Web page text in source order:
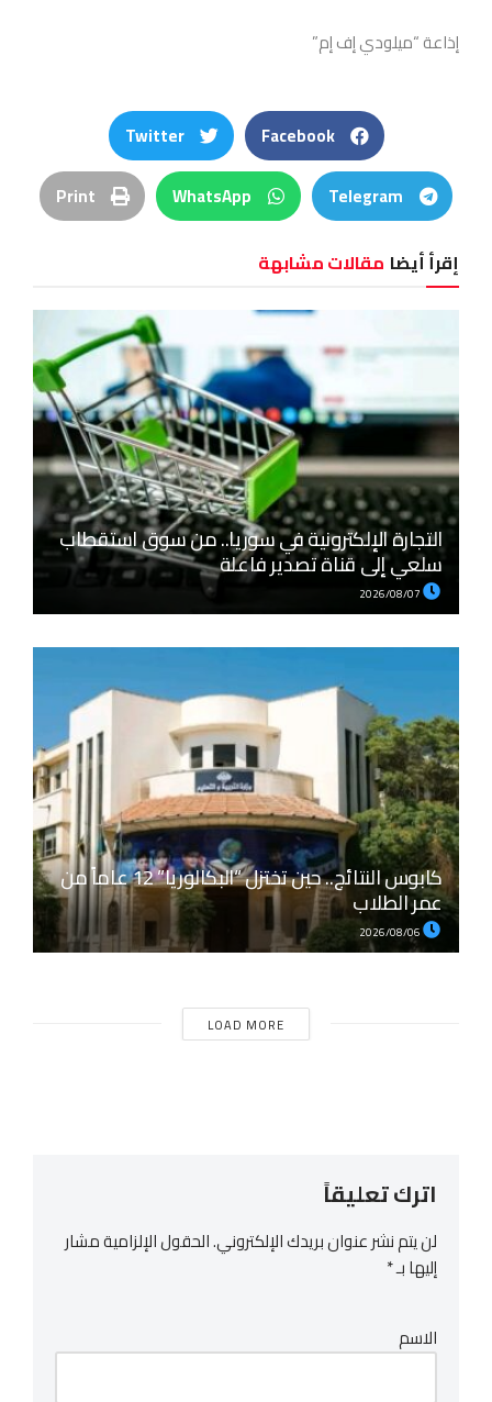
إذاعة “ميلودي إف إم”
Facebook
Twitter
Telegram
WhatsApp
Print
إقرأ أيضا مقالات مشابهة
التجارة الإلكترونية في سوريا.. من سوق استقطاب
سلعي إلى قناة تصدير فاعلة
كابوس النتائج.. حين تختزل “البكالوريا” 12 عاماً من
عمر الطلاب
LOAD MORE
اترك تعليقاً
لن يتم نشر عنوان بريدك الإلكتروني.الحقول الإلزامية مشار
إليها بـ*
الاسم